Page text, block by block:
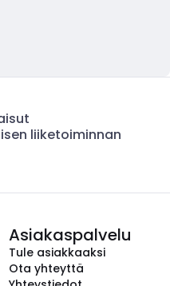
liiketoiminnan
Asiakaspalvelu
Tule asiakkaaksi
Ota yhteyttä